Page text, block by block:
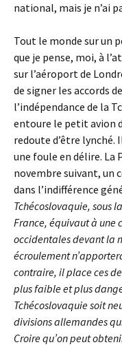
national, mais je n’ai
Tout le monde sur un
que je pense, moi, à
sur l’aéroport de
de signer les accords
l’indépendance de la
entoure le petit avion
redoute d’être
une foule en délire. La
novembre suivant, un
dans l’indifférence
Tchécoslovaquie, sous
France, équivaut à
occidentales devant la
écroulement
contraire, il place ces
plus faible et plus
Tchécoslovaquie soit
divisions allemandes
Croire qu’on peut